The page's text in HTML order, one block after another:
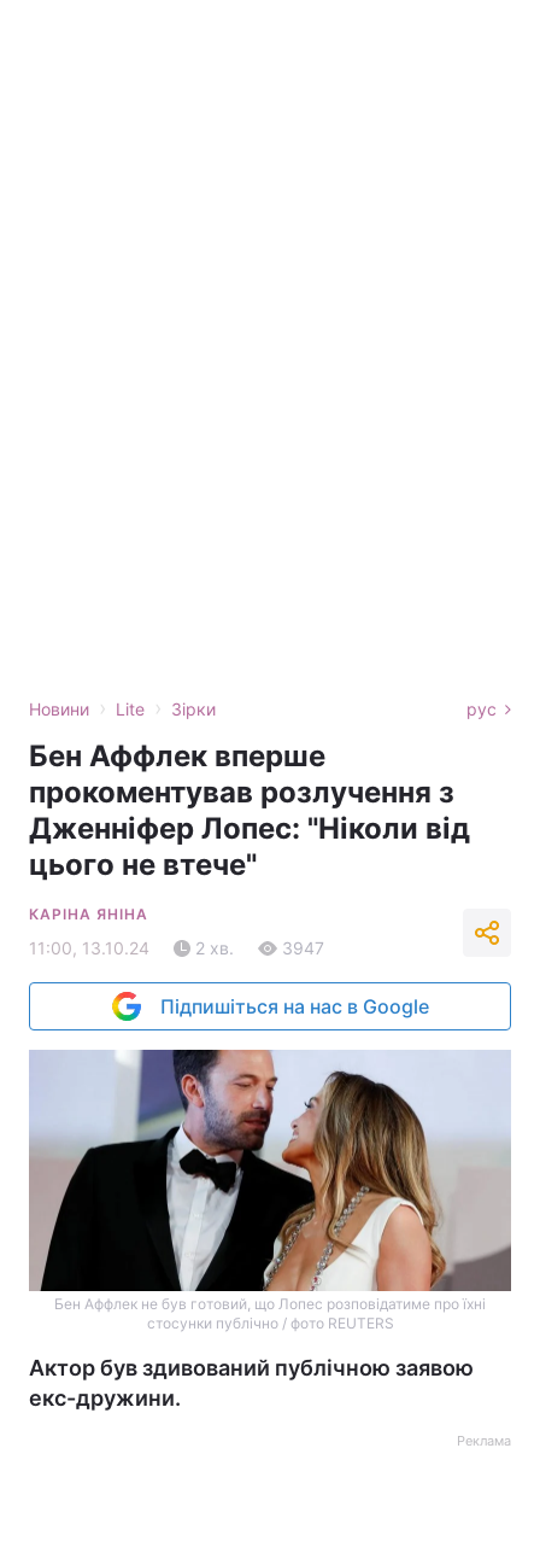
Новини › Lite › Зірки рус
Бен Аффлек вперше
прокоментував розлучення з
Дженніфер Лопес: "Ніколи від
цього не втече"
КАРІНА ЯНІНА
11:00, 13.10.24 2 хв. 3947
Підпишіться на нас в Google
Бен Аффлек не був готовий, що Лопес розповідатиме про їхні
стосунки публічно / фото REUTERS
Актор був здивований публічною заявою
екс-дружини.
Реклама